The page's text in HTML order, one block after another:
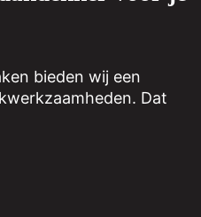
bieden wij een
Dat